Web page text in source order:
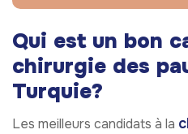
Qui est un bon
chirurgie des
Turquie?
Les meilleurs candidats à la